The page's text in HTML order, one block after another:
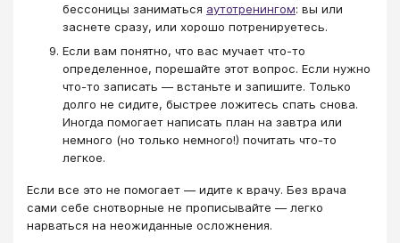
бессоницы заниматься аутотренингом: вы или
заснете сразу, или хорошо потренируетесь.
Если вам понятно, что вас мучает что-то
определенное, порешайте этот вопрос. Если нужно
что-то записать — встаньте и запишите. Только
долго не сидите, быстрее ложитесь спать снова.
Иногда помогает написать план на завтра или
немного (но только немного!) почитать что-то
легкое.
Если все это не помогает — идите к врачу. Без врача
сами себе снотворные не прописывайте — легко
нарваться на неожиданные осложнения.